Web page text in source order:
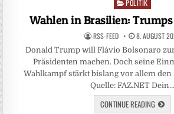
Posted
in
POLITIK
Wahlen in Brasilien:
RSS-FEED 8. AUGUST
Donald Trump will Flávio Bolsonaro
Präsidenten machen. Doch seine
Wahlkampf stärkt bislang vor allem den
Quelle: FAZ.NET Dein…
CONTINUE READING